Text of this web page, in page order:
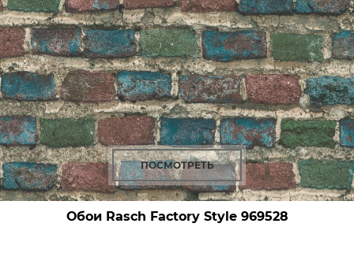
ПОСМОТРЕТЬ
Обои Rasch Factory Style969528